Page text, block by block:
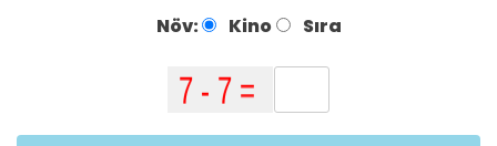
Növ: Kino Sıra